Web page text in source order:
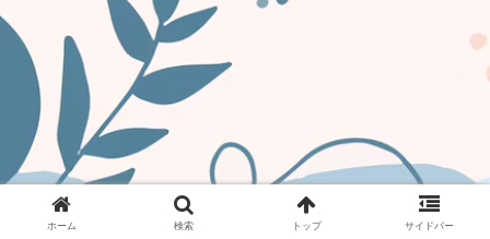
ホーム 検索 トップ サイドバー